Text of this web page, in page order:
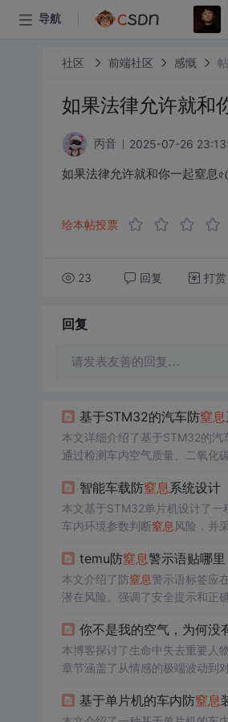
导航
社区 前端社区 感慨
丙音 2025-07-26
给本帖投票
23 回复 打赏
回复
请发表友善的回复…
基于STM32的汽车防窒息
本文详细介绍了基于STM32的汽
通过检测车内空气质量、二氧化
智能车载防窒息系统设计
本文基于STM32单片机设计了一
车内环境参数判断窒息 风险，并
temu防窒息警示语贴哪里
本文介绍了防窒息警示语标签应
潜在风险。强调了安全提示和正
你不是我的空气，为何没
本博客探讨了生命中失去重要人
章节涵盖了从情感的极端波动到
基于单片机的车内防窒息